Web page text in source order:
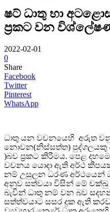
ෂට් ධාතු හා
ප්‍රකට වන
2022-02-01
0
Share
Facebook
Twitter
Pinterest
WhatsApp
ධාතු යන වචනයෙහි අරුත
නොවන(නිස්සත්ත)
)බව ප්‍රකට කිරීමය. පෙළ
වචනය යෙ‍ාදා ඇති අර්ථ
නම් උසුලන ධරණ අර්ථයෙන්
අනුව සත්වයා විසින් මේ
බැවින් ධාතු නම් වන බව
සත්ත්වයාට සසර දුක ඇති